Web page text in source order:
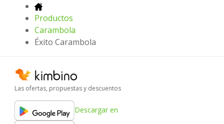
Productos
Carambola
Éxito Carambola
Las ofertas, propuestas y descuentos
Descargar en